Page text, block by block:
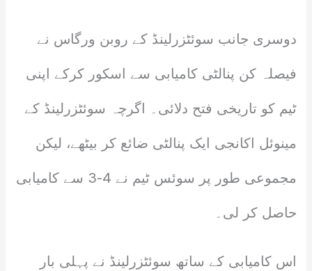
دوسری جانب سوئٹزرلینڈ کے روبن ورگاس نے
فیصلہ کن پنالٹی کامیابی سے اسکور کرکے اپنی
ٹیم کو تاریخی فتح دلائی۔ اگرچہ سوئٹزرلینڈ کے
مینوئل اکانجی ایک پنالٹی ضائع کر بیٹھے، لیکن
مجموعی طور پر سوئس ٹیم نے 4-3 سے کامیابی
حاصل کر لی۔
اس کامیابی کے ساتھ سوئٹزرلینڈ نے پہلی بار